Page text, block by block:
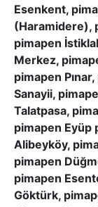
Esenkent,
(Haramidere),
pimapen
Merkez,
pimapen
Sanayii,
Talatpasa,
pimapen Eyüp
Alibeyköy,
pimapen
pimapen
Göktürk,